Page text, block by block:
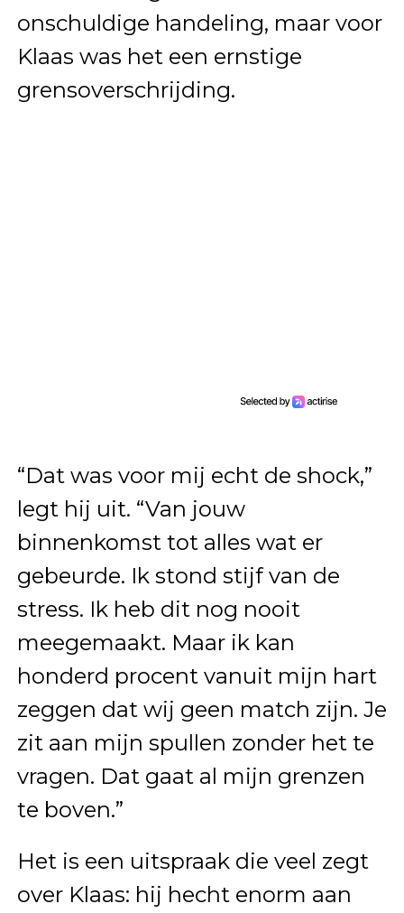
onschuldige handeling, maar voor
Klaas was het een ernstige
grensoverschrijding.
“Dat was voor mij echt de shock,”
legt hij uit. “Van jouw
binnenkomst tot alles wat er
gebeurde. Ik stond stijf van de
stress. Ik heb dit nog nooit
meegemaakt. Maar ik kan
honderd procent vanuit mijn hart
zeggen dat wij geen match zijn. Je
zit aan mijn spullen zonder het te
vragen. Dat gaat al mijn grenzen
te boven.”
Het is een uitspraak die veel zegt
over Klaas: hij hecht enorm aan